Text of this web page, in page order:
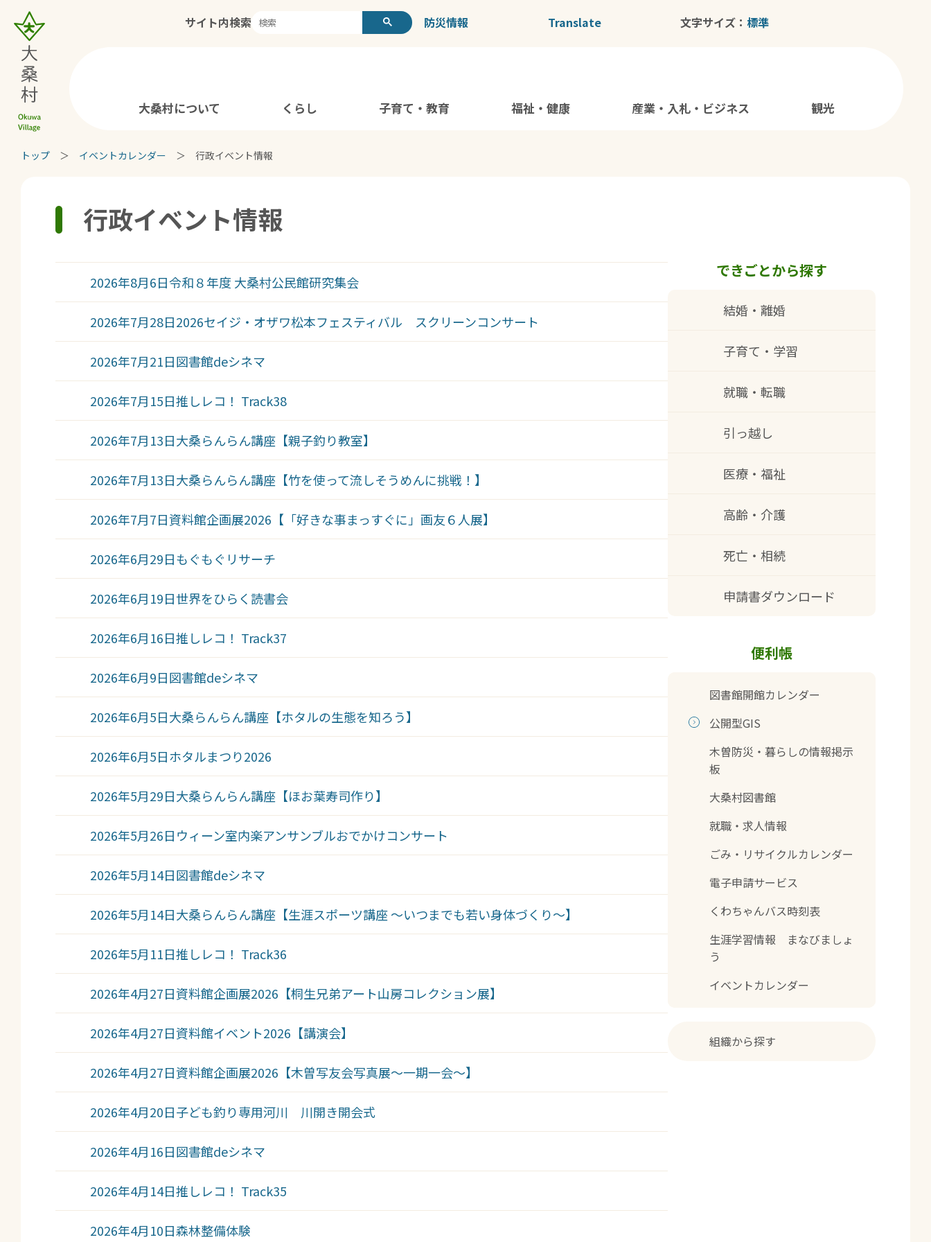
大桑村について くらし 子育て・教育 福祉・健康 産業・入札・ビジネス 観光
サイト内検索 防災情報 Translate 文字サイズ：
トップ イベントカレンダー 行政イベント情報
行政イベント情報
2026年8月6日令和８年度 大桑村公民館研究集会
2026年7月28日2026セイジ・オザワ松本フェスティバル スクリーンコンサート
2026年7月21日図書館deシネマ
2026年7月15日推しレコ！ Track38
2026年7月13日大桑らんらん講座【親子釣り教室】
2026年7月13日大桑らんらん講座【竹を使って流しそうめんに挑戦！】
2026年7月7日資料館企画展2026【「好きな事まっすぐに」画友６人展】
2026年6月29日もぐもぐリサーチ
2026年6月19日世界をひらく読書会
2026年6月16日推しレコ！ Track37
2026年6月9日図書館deシネマ
2026年6月5日大桑らんらん講座【ホタルの生態を知ろう】
2026年6月5日ホタルまつり2026
2026年5月29日大桑らんらん講座【ほお葉寿司作り】
2026年5月26日ウィーン室内楽アンサンブルおでかけコンサート
2026年5月14日図書館deシネマ
2026年5月14日大桑らんらん講座【生涯スポーツ講座 ～いつまでも若い身体づくり～】
2026年5月11日推しレコ！ Track36
2026年4月27日資料館企画展2026【桐生兄弟アート山房コレクション展】
2026年4月27日資料館イベント2026【講演会】
2026年4月27日資料館企画展2026【木曽写友会写真展～一期一会～】
2026年4月20日子ども釣り専用河川 川開き開会式
2026年4月16日図書館deシネマ
2026年4月14日推しレコ！ Track35
2026年4月10日森林整備体験
できごとから探す
結婚・離婚
子育て・学習
就職・転職
引っ越し
医療・福祉
高齢・介護
死亡・相続
申請書ダウンロード
便利帳
図書館開館カレンダー
公開型GIS
木曽防災・暮らしの情報掲示
板
大桑村図書館
就職・求人情報
ごみ・リサイクルカレンダー
電子申請サービス
くわちゃんバス時刻表
生涯学習情報 まなびましょ
う
イベントカレンダー
組織から探す